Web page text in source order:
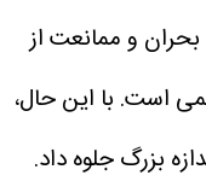
و ممانعت از
است. با این حال،
بزرگ جلوه داد.